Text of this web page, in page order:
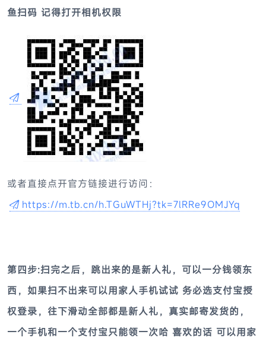
鱼扫码 记得打开相机权限
或者直接点开官方链接进行访问：
https://m.tb.cn/h.TGuWTHj?tk=7lRRe9OMJYq
第四步:扫完之后，跳出来的是新人礼，可以一分钱领东
西，如果扫不出来可以用家人手机试试 务必选支付宝授
权登录， 往下滑动全部都是新人礼， 真实邮寄发货的，
一个手机和一个支付宝只能领一次哈 喜欢的话 可以用家